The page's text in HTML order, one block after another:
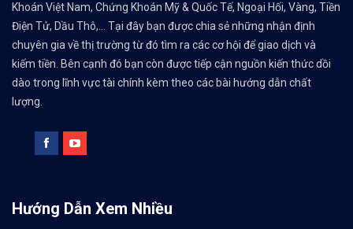
Khoán Việt Nam, Chứng Khoán Mỹ & Quốc Tế, Ngoại Hối, Vàng, Tiền
Điện Tử, Dầu Thô,... Tại đây bạn được chia sẻ những nhận định
chuyên gia về thị trường từ đó tìm ra các cơ hội để giao dịch và
kiếm tiền. Bên cạnh đó bạn còn được tiếp cận nguồn kiến thức dồi
dào trong lĩnh vực tài chính kèm theo các bài hướng dẫn chất
lượng.
Hướng Dẫn Xem Nhiều